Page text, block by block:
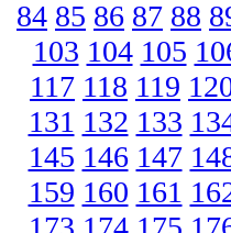
84 85 86 87 88
103 104 105
117 118 119
131 132 133
145 146 147
159 160 161